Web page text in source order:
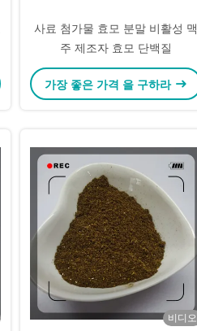
사료 첨가물 효모 분말 비활성 맥
주 제조자 효모 단백질
가장 좋은 가격 을 구하라
비디오